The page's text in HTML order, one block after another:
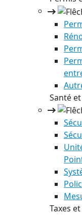
Santé
Taxes